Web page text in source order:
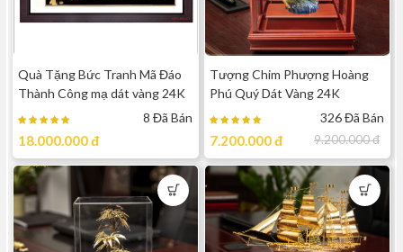
Quà Tặng Bức Tranh Mã Đáo
Thành Công mạ dát vàng 24K
8 Đã Bán
18.000.000đ
Tượng Chim Phượng Hoàng
Phú Quý Dát Vàng 24K
326 Đã Bán
7.200.000đ 9.200.000đ